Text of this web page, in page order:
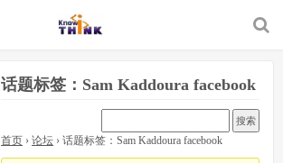
话题标签：Sam Kaddoura facebook
首页 › 论坛 › 话题标签：Sam Kaddoura facebook